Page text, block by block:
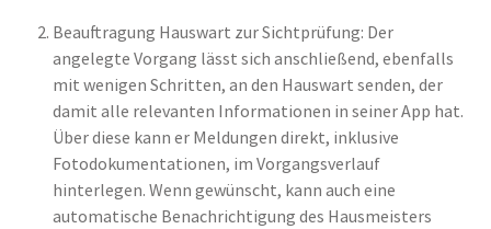
Beauftragung Hauswart zur Sichtprüfung: Der
angelegte Vorgang lässt sich anschließend, ebenfalls
mit wenigen Schritten, an den Hauswart senden, der
damit alle relevanten Informationen in seiner App hat.
Über diese kann er Meldungen direkt, inklusive
Fotodokumentationen, im Vorgangsverlauf
hinterlegen. Wenn gewünscht, kann auch eine
automatische Benachrichtigung des Hausmeisters